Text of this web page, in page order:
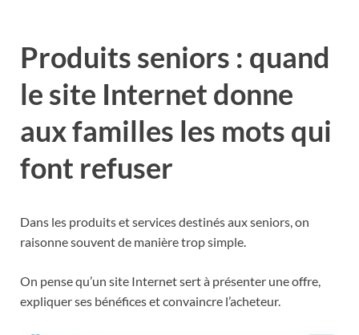
Produits seniors : quand
le site Internet donne
aux familles les mots qui
font refuser
Dans les produits et services destinés aux seniors, on
raisonne souvent de manière trop simple.
On pense qu’un site Internet sert à présenter une offre,
expliquer ses bénéfices et convaincre l’acheteur.